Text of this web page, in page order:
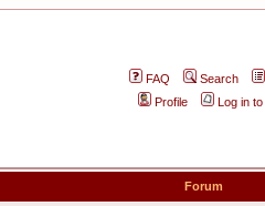
FAQ
Search
Profile
Log in
Forum